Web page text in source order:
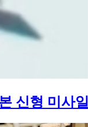
신형 미사